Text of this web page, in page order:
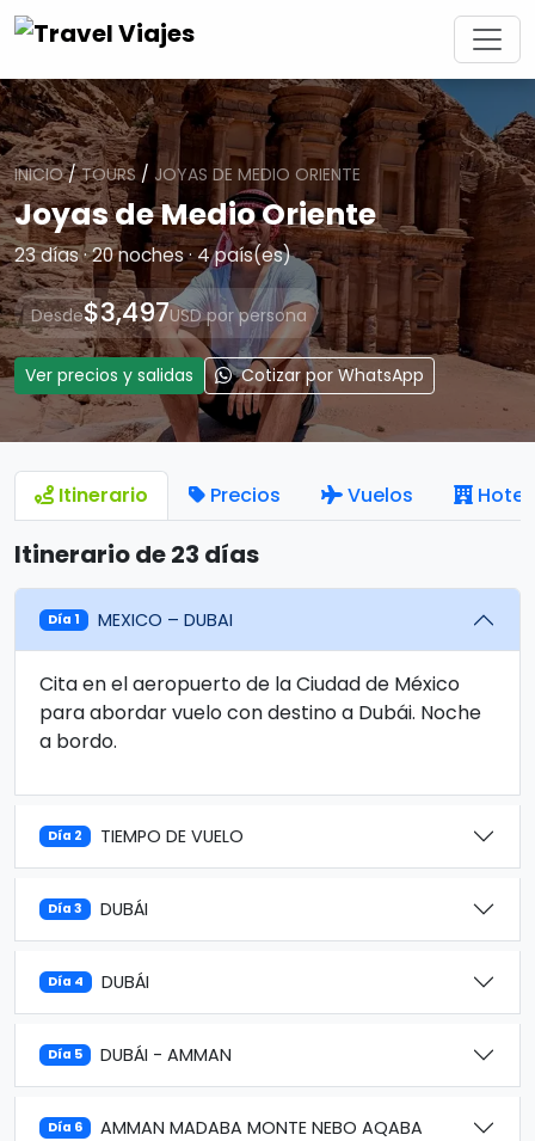
INICIO/TOURS / JOYAS DE MEDIO ORIENTE
Joyas de Medio Oriente
23 días · 20 noches · 4 país(es)
Desde$3,497USD por persona
Ver precios y salidas Cotizar por WhatsApp
Itinerario Precios Vuelos
Itinerario de 23 días
Día 1 MEXICO – DUBAI
Cita en el aeropuerto de la Ciudad de México
para abordar vuelo con destino a Dubái. Noche
a bordo.
Día 2 TIEMPO DE VUELO
Día 3 DUBÁI
Día 4 DUBÁI
Día 5 DUBÁI - AMMAN
Día 6 AMMAN MADABA MONTE NEBO AQABA